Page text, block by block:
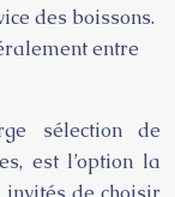
des boissons.
entre
sélection de
est l’option la